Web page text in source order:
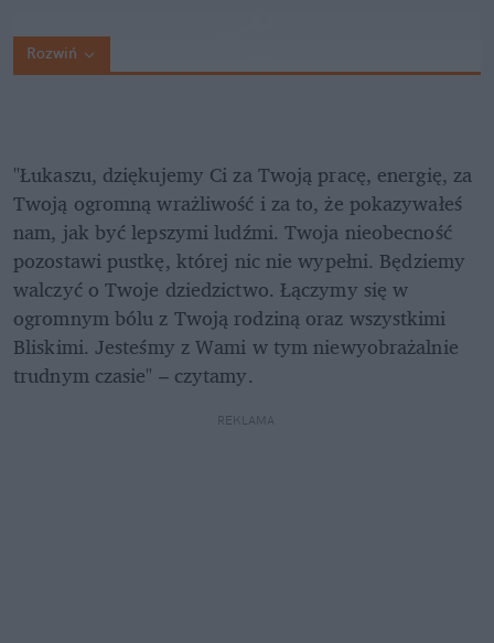
Rozwiń
"Łukaszu, dziękujemy Ci za Twoją pracę, energię, za
Twoją ogromną wrażliwość i za to, że pokazywałeś
nam, jak być lepszymi ludźmi. Twoja nieobecność
pozostawi pustkę, której nic nie wypełni. Będziemy
walczyć o Twoje dziedzictwo. Łączymy się w
ogromnym bólu z Twoją rodziną oraz wszystkimi
Bliskimi. Jesteśmy z Wami w tym niewyobrażalnie
trudnym czasie" – czytamy.
REKLAMA